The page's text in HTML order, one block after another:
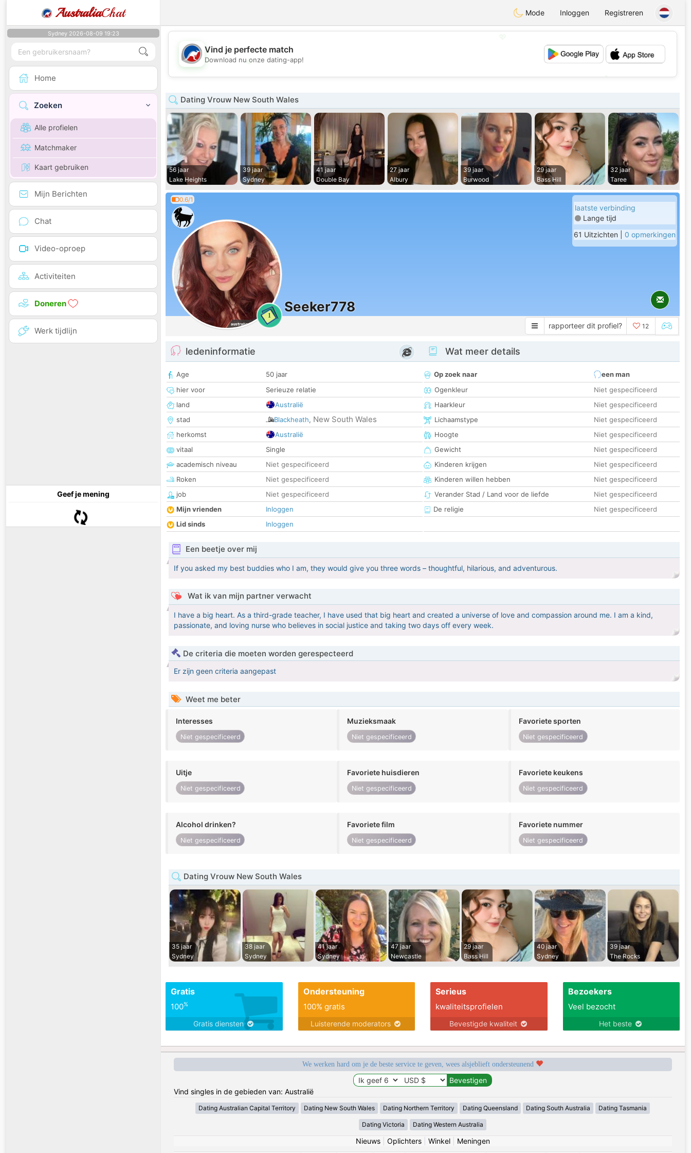
AustraliaChat Mode Inloggen Registreren
Sydney 2026-08-09 19:23
Home
Zoeken
Alle profielen
Matchmaker
Kaart gebruiken
Mijn Berichten
Chat
Video-oproep
Activiteiten
Doneren
Werk tijdlijn
Geef je mening
💕
Vind je perfecte match
Download nu onze dating-app!
Dating Vrouw New South Wales
56 jaar
Lake Heights
39 jaar
Sydney
41 jaar
Double Bay
27 jaar
Albury
39 jaar
Burwood
29 jaar
Bass Hill
32 jaar
Taree
0.6/1
1
Seeker778
laatste verbinding
Lange tijd
61 Uitzichten | 0 opmerkingen
rapporteer dit profiel? 12
ledeninformatie
Age
50 jaar
hier voor
Serieuze relatie
land
Australië
stad
Blackheath, New South Wales
herkomst
Australië
vitaal
Single
academisch niveau
Niet gespecificeerd
Roken
Niet gespecificeerd
job
Niet gespecificeerd
Mijn vrienden
Inloggen
Lid sinds
Inloggen
Wat meer details
Op zoek naar
een man
Ogenkleur
Niet gespecificeerd
Haarkleur
Niet gespecificeerd
Lichaamstype
Niet gespecificeerd
Hoogte
Niet gespecificeerd
Gewicht
Niet gespecificeerd
Kinderen krijgen
Niet gespecificeerd
Kinderen willen hebben
Niet gespecificeerd
Verander Stad / Land voor de liefde
Niet gespecificeerd
De religie
Niet gespecificeerd
Een beetje over mij
If you asked my best buddies who I am, they would give you three words – thoughtful, hilarious, and adventurous.
Wat ik van mijn partner verwacht
I have a big heart. As a third-grade teacher, I have used that big heart and created a universe of love and compassion around me. I am a kind,
passionate, and loving nurse who believes in social justice and taking two days off every week.
De criteria die moeten worden gerespecteerd
Er zijn geen criteria aangepast
Weet me beter
Interesses
Niet gespecificeerd
Muzieksmaak
Niet gespecificeerd
Favoriete sporten
Niet gespecificeerd
Uitje
Niet gespecificeerd
Favoriete huisdieren
Niet gespecificeerd
Favoriete keukens
Niet gespecificeerd
Alcohol drinken?
Niet gespecificeerd
Favoriete film
Niet gespecificeerd
Favoriete nummer
Niet gespecificeerd
Dating Vrouw New South Wales
35 jaar
Sydney
38 jaar
Sydney
41 jaar
Sydney
47 jaar
Newcastle
29 jaar
Bass Hill
40 jaar
Sydney
39 jaar
The Rocks
Gratis
100%
Gratis diensten
Ondersteuning
100% gratis
Luisterende moderators
Serieus
kwaliteitsprofielen
Bevestigde kwaliteit
Bezoekers
Veel bezocht
Het beste
We werken hard om je de beste service te geven, wees alsjeblieft ondersteunend
Vind singles in de gebieden van: Australië
Dating Australian Capital Territory Dating New South Wales Dating Northern Territory Dating Queensland Dating South Australia Dating Tasmania
Dating Victoria Dating Western Australia
Nieuws| Oplichters| Winkel| Meningen